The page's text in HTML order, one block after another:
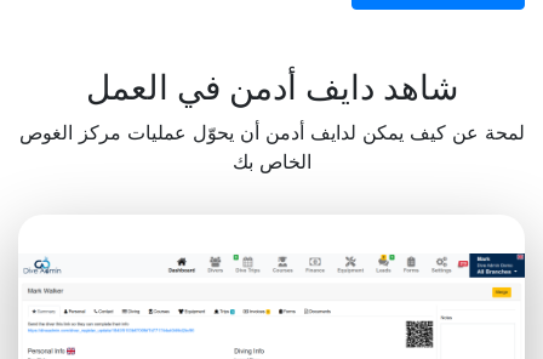
شاهد دايف أدمن في العمل
لمحة عن كيف يمكن لدايف أدمن أن يحوّل عمليات مركز الغوص
الخاص بك